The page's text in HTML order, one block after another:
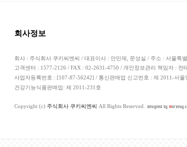
회사정보
회사 : 주식회사 쿠키씨엔씨 / 대표이사 : 안민재, 문성실 / 주소 : 서울특
고객센터 : 1577-2126 / FAX : 02-2631-4750 / 개인정보관리 책임자 : 전
사업자등록번호 : [107-87-56242] / 통신판매업 신고번호 : 제 2011-서울
건강기능식품판매업: 제 2011-231호
Copyright (c) 주식회사 쿠키씨엔씨 All Rights Reserved.